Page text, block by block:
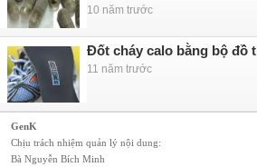
10 năm trước
Đốt cháy calo bằng bộ đồ
11 năm trước
GenK
Chịu trách nhiệm quản lý nội dung:
Bà Nguyễn Bích Minh